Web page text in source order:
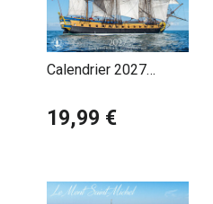
Calendrier 2027
19,99 €